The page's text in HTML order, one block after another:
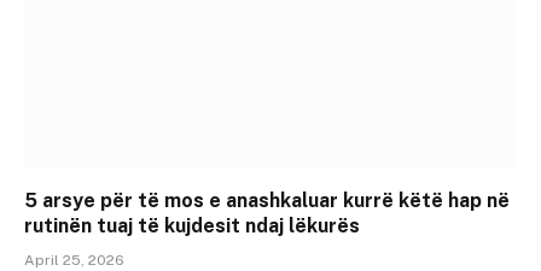
5 arsye për të mos e anashkaluar kurrë këtë hap në
rutinën tuaj të kujdesit ndaj lëkurës
April 25, 2026